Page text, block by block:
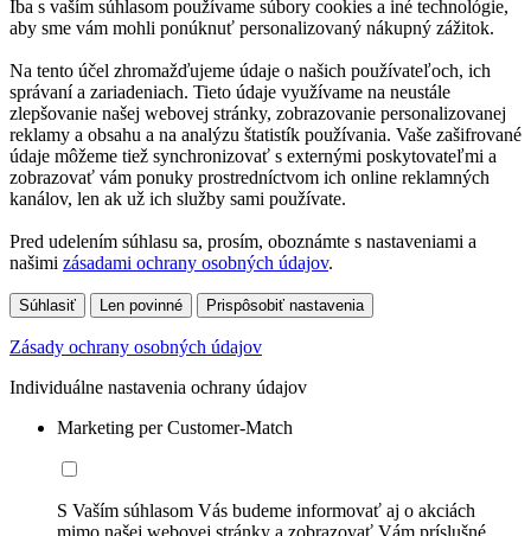
Iba s vaším súhlasom používame súbory cookies a iné technológie,
aby sme vám mohli ponúknuť personalizovaný nákupný zážitok.
Na tento účel zhromažďujeme údaje o našich používateľoch, ich
správaní a zariadeniach. Tieto údaje využívame na neustále
zlepšovanie našej webovej stránky, zobrazovanie personalizovanej
reklamy a obsahu a na analýzu štatistík používania. Vaše zašifrované
údaje môžeme tiež synchronizovať s externými poskytovateľmi a
zobrazovať vám ponuky prostredníctvom ich online reklamných
kanálov, len ak už ich služby sami používate.
Pred udelením súhlasu sa, prosím, oboznámte s nastaveniami a
našimi zásadami ochrany osobných údajov.
Súhlasiť Len povinné Prispôsobiť nastavenia
Zásady ochrany osobných údajov
Individuálne nastavenia ochrany údajov
Marketing per Customer-Match
S Vaším súhlasom Vás budeme informovať aj o akciách